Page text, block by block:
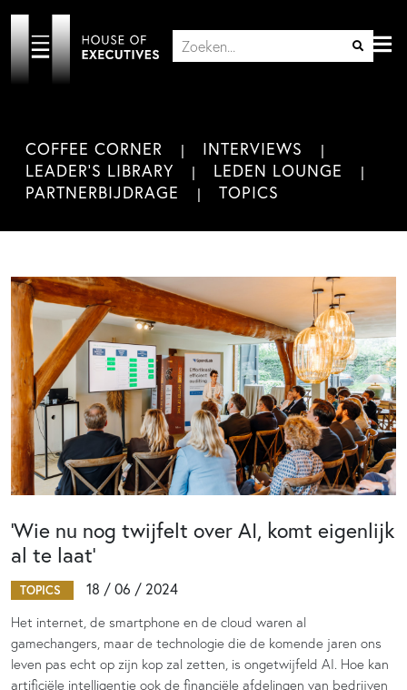
COFFEE CORNER
INTERVIEWS
LEADER'S LIBRARY
LEDEN LOUNGE
PARTNERBIJDRAGE
TOPICS
‘Wie nu nog twijfelt over AI, komt eigenlijk
al te laat’
TOPICS 18 / 06 / 2024
Het internet, de smartphone en de cloud waren al
gamechangers, maar de technologie die de komende jaren ons
leven pas echt op zijn kop zal zetten, is ongetwijfeld AI. Hoe kan
artificiële intelligentie ook de financiële afdelingen van bedrijven